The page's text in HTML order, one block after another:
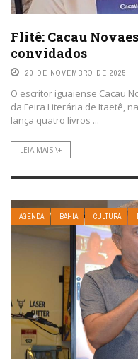
Flitê: Cacau
convidados
20 DE NOVEMBRO DE 2025
O escritor iguaiense Cacau
da Feira Literária de Itaetê,
lança quatro livros ...
LEIA MAIS \+
AGENDA BAHIA CULTURA